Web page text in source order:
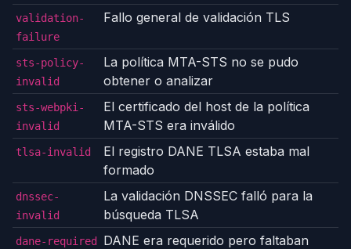
validation-
failure
Fallo general de validación TLS
sts-policy-
invalid
La política MTA-STS no se pudo
obtener o analizar
sts-webpki-
invalid
El certificado del host de la política
MTA-STS era inválido
tlsa-invalid
El registro DANE TLSA estaba mal
formado
dnssec-
invalid
La validación DNSSEC falló para la
búsqueda TLSA
dane-required
DANE era requerido pero faltaban